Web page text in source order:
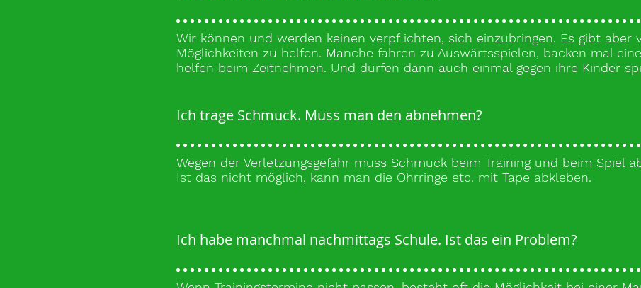
Wir können und werden keinen verpflichten, sich einzubringen. Es gibt aber
Möglichkeiten zu helfen. Manche fahren zu Auswärtsspielen, backen mal
helfen beim Zeitnehmen. Und dürfen dann auch einmal gegen ihre Kinder
Ich trage Schmuck. Muss man den abnehmen?
Wegen der Verletzungsgefahr muss Schmuck beim Training und beim Spiel
Ist das nicht möglich, kann man die Ohrringe etc. mit Tape abkleben.
Ich habe manchmal nachmittags Schule. Ist das ein Problem?